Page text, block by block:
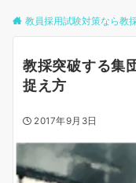
教員採用試験対策なら教
教採突破する集
捉え方
2017年9月3日